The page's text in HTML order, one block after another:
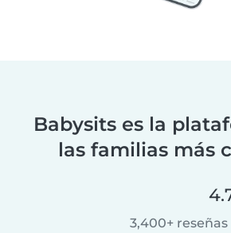
Babysits es la
las familias más
3,400+ reseñas